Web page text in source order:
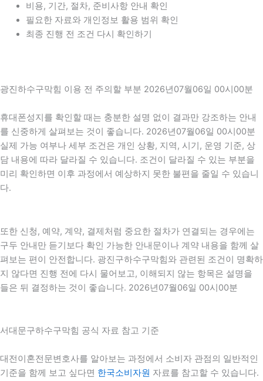
비용, 기간, 절차, 준비사항 안내 확인
필요한 자료와 개인정보 활용 범위 확인
최종 진행 전 조건 다시 확인하기
광진하수구막힘 이용 전 주의할 부분 2026년07월06일 00시00분
휴대폰성지를 확인할 때는 충분한 설명 없이 결과만 강조하는 안내
를 신중하게 살펴보는 것이 좋습니다. 2026년07월06일 00시00분
실제 가능 여부나 세부 조건은 개인 상황, 지역, 시기, 운영 기준, 상
담 내용에 따라 달라질 수 있습니다. 조건이 달라질 수 있는 부분을
미리 확인하면 이후 과정에서 예상하지 못한 불편을 줄일 수 있습니
다.
또한 신청, 예약, 계약, 결제처럼 중요한 절차가 연결되는 경우에는
구두 안내만 듣기보다 확인 가능한 안내문이나 계약 내용을 함께 살
펴보는 편이 안전합니다. 광진구하수구막힘와 관련된 조건이 명확하
지 않다면 진행 전에 다시 물어보고, 이해되지 않는 항목은 설명을
들은 뒤 결정하는 것이 좋습니다. 2026년07월06일 00시00분
서대문구하수구막힘 공식 자료 참고 기준
대전이혼전문변호사를 알아보는 과정에서 소비자 관점의 일반적인
기준을 함께 보고 싶다면 한국소비자원 자료를 참고할 수 있습니다.